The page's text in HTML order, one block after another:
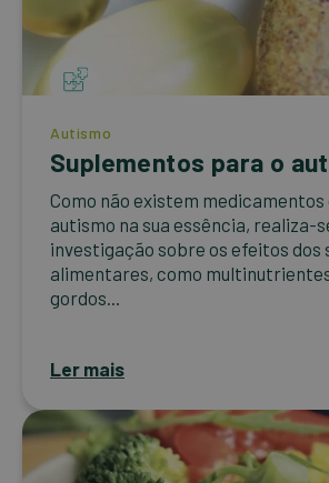
Autismo
Suplementos para o
Como não existem
autismo na sua essência, realiza-
investigação sobre os efeitos dos
alimentares, como
gordos...
Ler mais